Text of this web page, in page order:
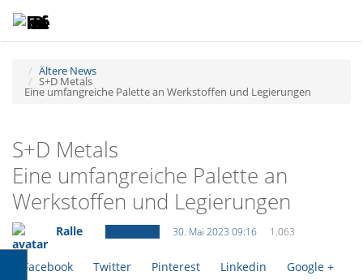
Ältere News
S+D Metals
Eine umfangreiche Palette an Werkstoffen und Legierungen
S+D Metals
Eine umfangreiche Palette an
Werkstoffen und Legierungen
Ralle 30. Mai 2023 09:16 1.063
Facebook Twitter Pinterest Linkedin
Google +